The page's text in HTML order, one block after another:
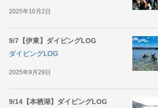
2025年10月2日
9/7【伊東】ダイビングLOG
ダイビングLOG
2025年9月29日
9/14【本栖湖】ダイビングLOG